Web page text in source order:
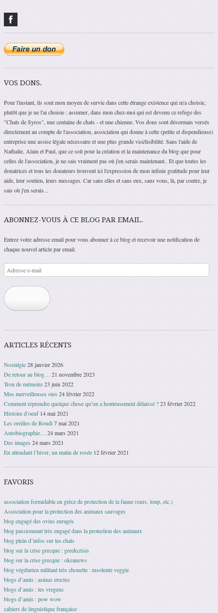
VOS DONS.
Pour l'instant, ils sont mon moyen de survie dans cette étrange existence qui m'a choisie,
plutôt que je ne l'ai choisie : assumer, dans mon chez-moi qui est devenu ce refuge des
"Chats de Syros", une centaine de chats - et une chienne. Vos dons sont désormais versés
directement au compte de l'association, association qui donne à cette (petite et dispendieuse)
entreprise une assise légale nécessaire et une plus grande visi/lisibilité. Sans l'aide de
Nathalie, Alain et Paul, que ce soit pour la création et la maintenance du blog que pour
celles de l'association, je ne sais vraiment pas où j'en serais maintenant.. Et que toutes les
donatrices et tous les donateurs trouvent ici l'expression de mon infinie gratitude pour leur
aide, leur soutien, leurs messages. Car sans elles et sans eux, sans vous, là, par contre, je
sais où j'en serais...
ABONNEZ-VOUS À CE BLOG PAR EMAIL.
Entrez votre adresse email pour vous abonner à ce blog et recevoir une notification de
chaque nouvel article par email.
Adresse
e-
mail
ARTICLES RÉCENTS
Nostalgie28 janvier 2026
De retour au blog… 21 novembre 2023
Trou de mémoire23 juin 2022
Mes merveilleuses oies 24 février 2022
Comment reprendre quelque chose qu’on a honteusement délaissé ?23 février 2022
Histoire d’oeuf 14 mai 2021
Les oreilles de Roudi7 mai 2021
Autobiographie… 24 mars 2021
Des images 24 mars 2021
En attendant l’hiver, un matin de rosée 12 février 2021
FAVORIS
association formidable en grèce de protection de la faune (ours, loup, etc.)
Association pour la protection des animaux sauvages
blog engagé des ovins enragés
blog passionnant très engagé dans la protection des animaux
blog plein d’infos sur les chats
blog sur la crise grecque : greekcrisis
blog sur la crise grecque : okeanews
blog végétarien militant très chouette : insolente veggie
blogs d’amis : asinus erectus
blogs d’amis : les vregens
blogs d’amis : pow wow
cahiers de linguistique française